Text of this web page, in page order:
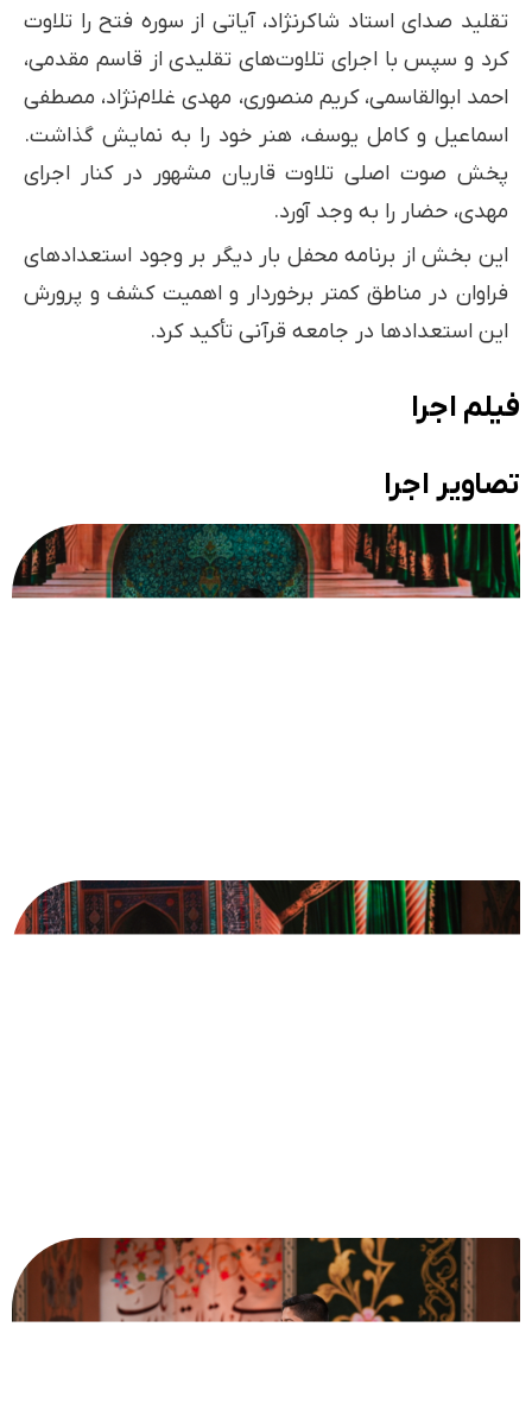
تقلید صدای استاد شاکرنژاد، آیاتی از سوره فتح را تلاوت
کرد و سپس با اجرای تلاوت‌های تقلیدی از قاسم مقدمی،
احمد ابوالقاسمی، کریم منصوری، مهدی غلام‌نژاد، مصطفی
اسماعیل و کامل یوسف، هنر خود را به نمایش گذاشت.
پخش صوت اصلی تلاوت قاریان مشهور در کنار اجرای
مهدی، حضار را به وجد آورد.
این بخش از برنامه محفل بار دیگر بر وجود استعدادهای
فراوان در مناطق کمتر برخوردار و اهمیت کشف و پرورش
این استعدادها در جامعه قرآنی تأکید کرد.
فیلم اجرا
تصاویر اجرا